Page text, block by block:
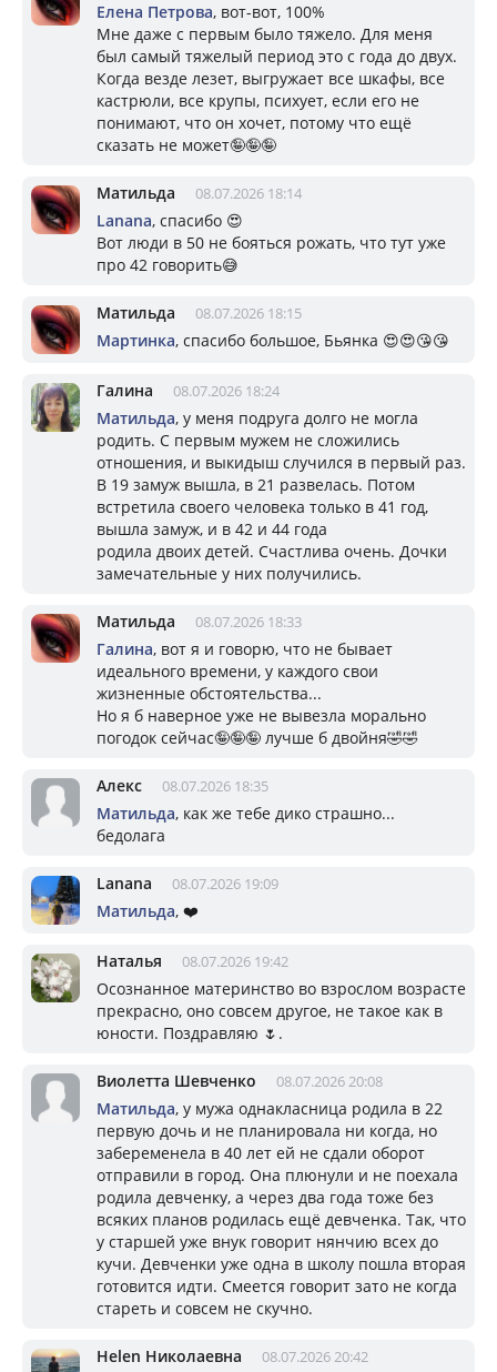
Елена Петрова, вот-вот, 100%
Мне даже с первым было тяжело. Для меня
был самый тяжелый период это с года до двух.
Когда везде лезет, выгружает все шкафы, все
кастрюли, все крупы, психует, если его не
понимают, что он хочет, потому что ещё
сказать не может🤪🤪🤪
Матильда 08.07.2026 18:14
Lanana, спасибо 😍
Вот люди в 50 не бояться рожать, что тут уже
про 42 говорить😅
Матильда 08.07.2026 18:15
Мартинка, спасибо большое, Бьянка 😍😍😘😘
Галина 08.07.2026 18:24
Матильда, у меня подруга долго не могла
родить. С первым мужем не сложились
отношения, и выкидыш случился в первый раз.
В 19 замуж вышла, в 21 развелась. Потом
встретила своего человека только в 41 год,
вышла замуж, и в 42 и 44 года
родила двоих детей. Счастлива очень. Дочки
замечательные у них получились.
Матильда 08.07.2026 18:33
Галина, вот я и говорю, что не бывает
идеального времени, у каждого свои
жизненные обстоятельства...
Но я б наверное уже не вывезла морально
погодок сейчас🤪🤪🤪 лучше б двойня🤣🤣
Алекс 08.07.2026 18:35
Матильда, как же тебе дико страшно...
бедолага
Lanana 08.07.2026 19:09
Матильда, ❤️
Наталья 08.07.2026 19:42
Осознанное материнство во взрослом возрасте
прекрасно, оно совсем другое, не такое как в
юности. Поздравляю 🌷.
Виолетта Шевченко 08.07.2026 20:08
Матильда, у мужа однакласница родила в 22
первую дочь и не планировала ни когда, но
забеременела в 40 лет ей не сдали оборот
отправили в город. Она плюнули и не поехала
родила девченку, а через два года тоже без
всяких планов родилась ещё девченка. Так, что
у старшей уже внук говорит нянчию всех до
кучи. Девченки уже одна в школу пошла вторая
готовится идти. Смеется говорит зато не когда
стареть и совсем не скучно.
Helen Николаевна 08.07.2026 20:42